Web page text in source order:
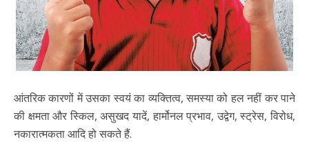
आंतरिक कारणों में उसका स्वयं का व्यक्तित्व, समस्या को हल नहीं कर पाने
की क्षमता और स्किल, असुखद यादें, हार्मोनल प्रभाव, उद्वेग, स्ट्रेस, विरोध,
नकारात्मकता आदि हो सकते हैं.